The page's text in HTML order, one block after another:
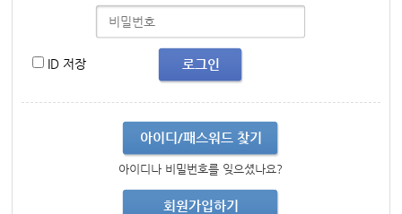
로그인
ID 저장
아이디/패스워드 찾기
아이디나 비밀번호를 잊으셨나요?
회원가입하기